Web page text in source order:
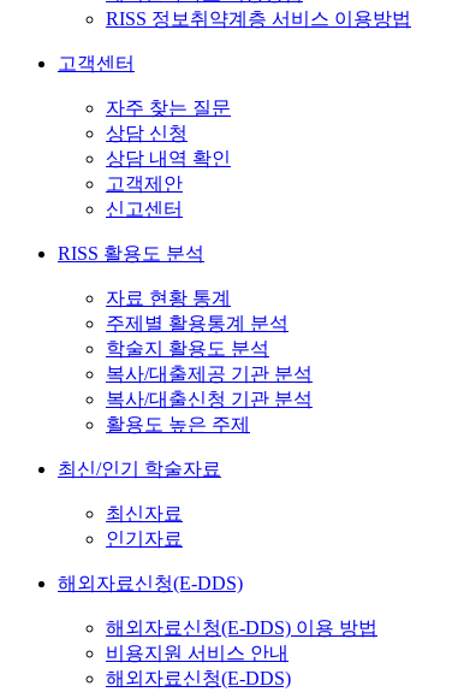
RISS 정보취약계층 서비스 이용방법
고객센터
자주 찾는 질문
상담 신청
상담 내역 확인
고객제안
신고센터
RISS 활용도 분석
자료 현황 통계
주제별 활용통계 분석
학술지 활용도 분석
복사/대출제공 기관 분석
복사/대출신청 기관 분석
활용도 높은 주제
최신/인기 학술자료
최신자료
인기자료
해외자료신청(E-DDS)
해외자료신청(E-DDS) 이용 방법
비용지원 서비스 안내
해외자료신청(E-DDS)